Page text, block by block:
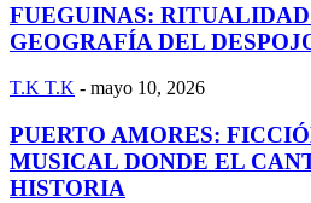
FUEGUINAS:
GEOGRAFÍA DEL
T.K T.K - mayo 10, 2026
PUERTO AMORES:
MUSICAL DONDE EL
HISTORIA